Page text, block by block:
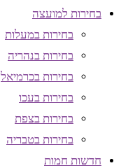
בחירות למועצה
בחירות במעלות
בחירות בנהריה
בחירות בכרמיאל
בחירות בעכו
בחירות בצפת
בחירות בטבריה
חדשות חמות